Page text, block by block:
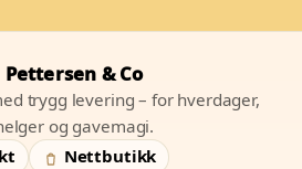
Pettersen & Co
trygg levering – for hverdager,
og gavemagi.
Nettbutikk